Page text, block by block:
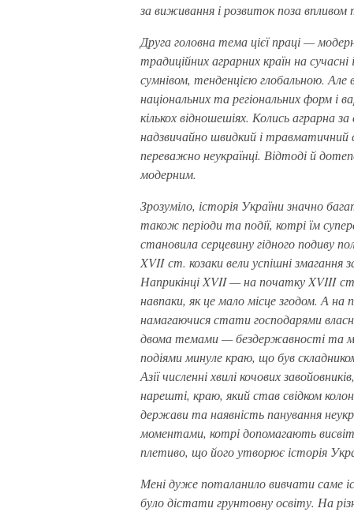
за виживання і розвиток поза впливом
Друга головна тема цієї праці —
традиційних аграрних країн на
сумнівом, тенденцією глобальною. Але
національних та регіональних форм і
кількох відношешіях. Колись аграрна
надзвичайно швидкий і
переважно неукраїнці. Відтоді й
модерним.
Зрозуміло, історія України значно
також періоди та події, котрі їм
становила серцевину гідного подиву
XVII ст. козаки вели успішні змагання
Наприкінці XVII — на початку XVIII ст.
навпаки, як це мало місце згодом. А на
намагаючися стати господарями
двома темами — бездержавності та
подіями минуле краю, що був
Азії численні хвилі кочових
нарешті, краю, який став свідком
держави та наявність панування
моментами, котрі допомагають
плетиво, що його утворює історія
Мені дуже поталанило вивчати саме
було дістати грунтовну освіту. На